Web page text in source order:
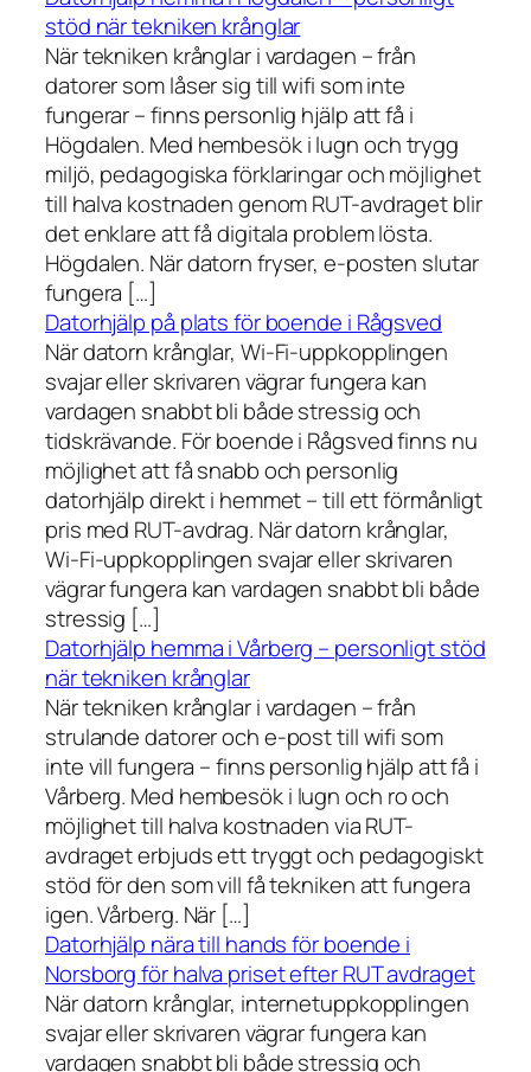
stöd när tekniken krånglar
När tekniken krånglar i vardagen – från
datorer som låser sig till wifi som inte
fungerar – finns personlig hjälp att få i
Högdalen. Med hembesök i lugn och trygg
miljö, pedagogiska förklaringar och möjlighet
till halva kostnaden genom RUT-avdraget blir
det enklare att få digitala problem lösta.
Högdalen. När datorn fryser, e-posten slutar
fungera […]
Datorhjälp på plats för boende i Rågsved
När datorn krånglar, Wi-Fi-uppkopplingen
svajar eller skrivaren vägrar fungera kan
vardagen snabbt bli både stressig och
tidskrävande. För boende i Rågsved finns nu
möjlighet att få snabb och personlig
datorhjälp direkt i hemmet – till ett förmånligt
pris med RUT-avdrag. När datorn krånglar,
Wi-Fi-uppkopplingen svajar eller skrivaren
vägrar fungera kan vardagen snabbt bli både
stressig […]
Datorhjälp hemma i Vårberg – personligt stöd
när tekniken krånglar
När tekniken krånglar i vardagen – från
strulande datorer och e-post till wifi som
inte vill fungera – finns personlig hjälp att få i
Vårberg. Med hembesök i lugn och ro och
möjlighet till halva kostnaden via RUT-
avdraget erbjuds ett tryggt och pedagogiskt
stöd för den som vill få tekniken att fungera
igen. Vårberg. När […]
Datorhjälp nära till hands för boende i
Norsborg för halva priset efter RUT avdraget
När datorn krånglar, internetuppkopplingen
svajar eller skrivaren vägrar fungera kan
vardagen snabbt bli både stressig och